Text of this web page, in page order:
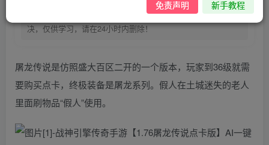
常进入游戏和后台使用，如有苹果请自测，游戏多少自带一些
bug，若后面因为bug或者其他原因导致游戏无法进入请自行解
决，仅供学习，请在24小时内删除！
屠龙传说是仿照盛大百区二开的一个版本，玩家到36级就需
要购买点卡，终极装备是屠龙系列。假人在土城迷失的老人
里面刷物品“假人”使用。
免责声明 新手教程